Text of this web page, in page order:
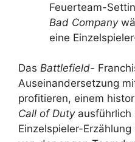
Feuerteam-
Bad Company
eine
Das Battlefield-
Auseinandersetzung
profitieren, einem
Call of Dutyausführlich
Einzelspieler-